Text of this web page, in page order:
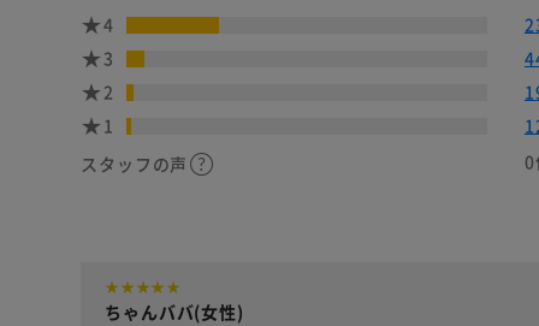
4
3
2
1
スタッフの声
ちゃんババ(女性)